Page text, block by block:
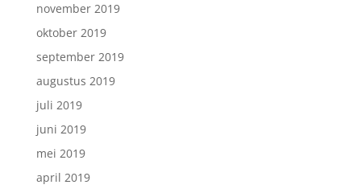
november 2019
oktober 2019
september 2019
augustus 2019
juli 2019
juni 2019
mei 2019
april 2019